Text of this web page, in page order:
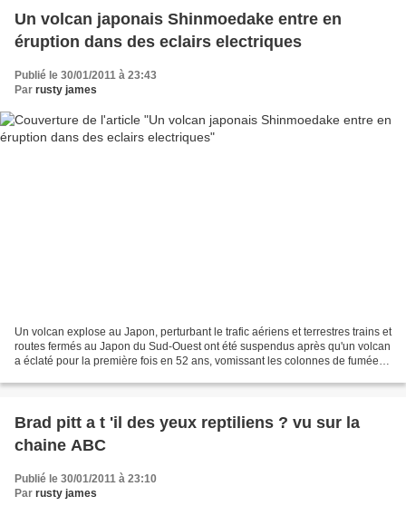
Un volcan japonais Shinmoedake entre en
éruption dans des eclairs electriques
Publié le 30/01/2011 à 23:43
Par rusty james
Un volcan explose au Japon, perturbant le trafic aériens et terrestres trains et
routes fermés au Japon du Sud-Ouest ont été suspendus après qu'un volcan
a éclaté pour la première fois en 52 ans, vomissant les colonnes de fumée et
Brad pitt a t 'il des yeux reptiliens ? vu sur la
chaine ABC
Publié le 30/01/2011 à 23:10
Par rusty james